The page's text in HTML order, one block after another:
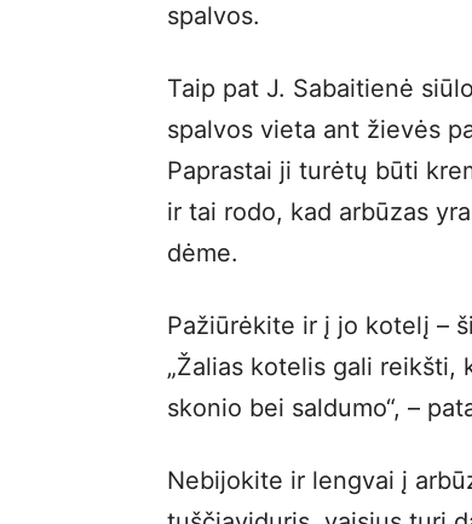
spalvos.
Taip pat J. Sabaitienė
spalvos vieta ant žievės
Paprastai ji turėtų būti
ir tai rodo, kad arbūzas
dėme.
Pažiūrėkite ir į jo kotelį –
„Žalias kotelis gali reikšti,
skonio bei saldumo“, –
Nebijokite ir lengvai į